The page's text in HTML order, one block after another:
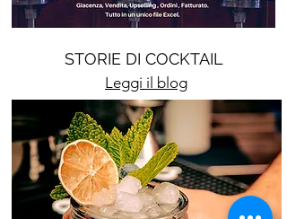
STORIE DI COCKTAIL
Leggi il blog